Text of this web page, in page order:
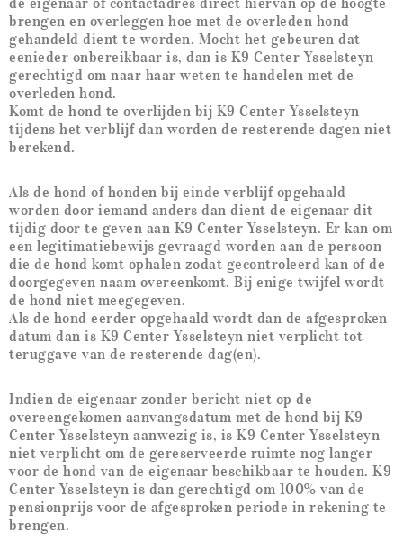
brengen en overleggen hoe met de overleden hond
gehandeld dient te worden. Mocht het gebeuren dat
eenieder onbereikbaar is, dan is K9 Center Ysselsteyn
gerechtigd om naar haar weten te handelen met de
overleden hond.
Komt de hond te overlijden bij K9 Center Ysselsteyn
tijdens het verblijf dan worden de resterende dagen niet
berekend.
Als de hond of honden bij einde verblijf opgehaald
worden door iemand anders dan dient de eigenaar dit
tijdig door te geven aan K9 Center Ysselsteyn. Er kan om
een legitimatiebewijs gevraagd worden aan de persoon
die de hond komt ophalen zodat gecontroleerd kan of de
doorgegeven naam overeenkomt. Bij enige twijfel wordt
de hond niet meegegeven.
Als de hond eerder opgehaald wordt dan de afgesproken
datum dan is K9 Center Ysselsteyn niet verplicht tot
teruggave van de resterende dag(en).
Indien de eigenaar zonder bericht niet op de
overeengekomen aanvangsdatum met de hond bij K9
Center Ysselsteyn aanwezig is, is K9 Center Ysselsteyn
niet verplicht om de gereserveerde ruimte nog langer
voor de hond van de eigenaar beschikbaar te houden. K9
Center Ysselsteyn is dan gerechtigd om 100% van de
pensionprijs voor de afgesproken periode in rekening te
brengen.